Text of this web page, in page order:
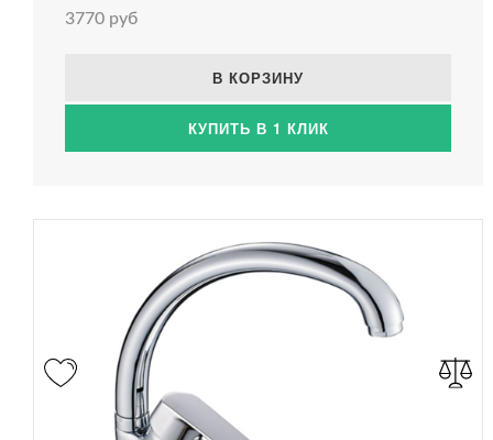
3770 руб
В КОРЗИНУ
КУПИТЬ В 1 КЛИК